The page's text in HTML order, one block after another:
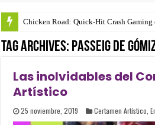
Chicken Road: Quick‑Hit Crash
Tag Archives: Passeig de
Las inolvidables del
Artístico
25 noviembre, 2019 Certamen Artístico ,